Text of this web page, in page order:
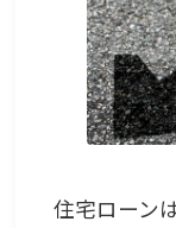
住宅ローン